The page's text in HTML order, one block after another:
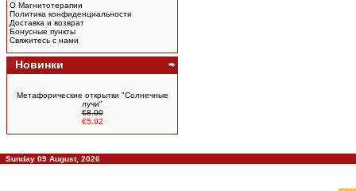
О Магнитотерапии
Политика конфиденциальности
Доставка и возврат
Бонусные пункты
Свяжитесь с нами
Новинки
Метафорические открытки "Солнечные
лучи"
€8.00
€5.92
Sunday 09 August, 2026